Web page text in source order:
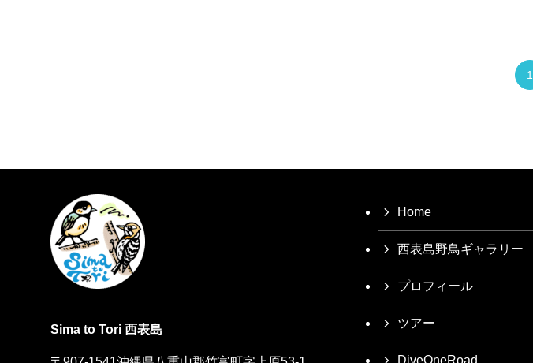
1
Sima to Tori 西表島
Home
西表島野鳥ギャラリー
プロフィール
ツアー